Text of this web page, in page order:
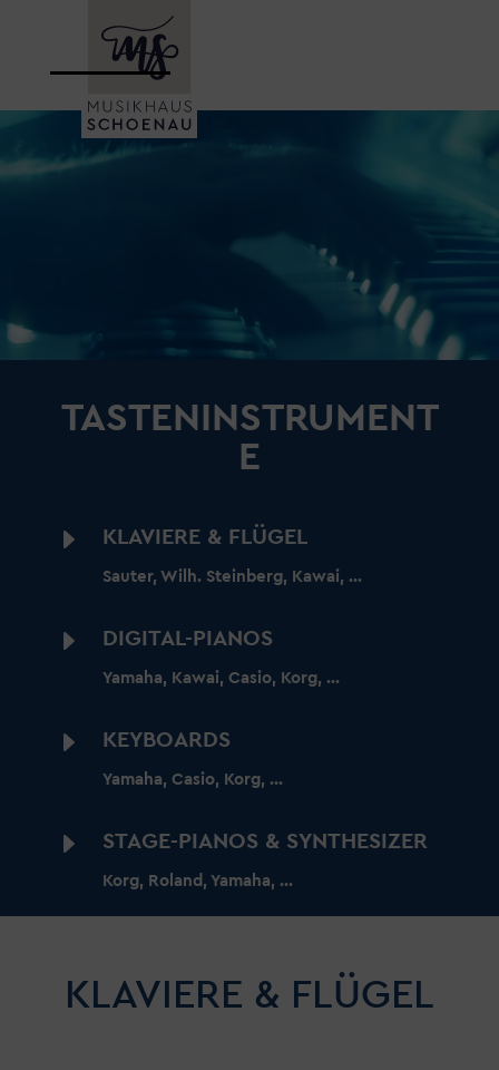
TASTENINSTRUMENT
E
E KLAVIERE & FLÜGEL
Sauter, Wilh. Steinberg, Kawai, ...
E DIGITAL-PIANOS
Yamaha, Kawai, Casio, Korg, ...
E KEYBOARDS
Yamaha, Casio, Korg, ...
E STAGE-PIANOS & SYNTHESIZER
Korg, Roland, Yamaha, ...
KLAVIERE & FLÜGEL